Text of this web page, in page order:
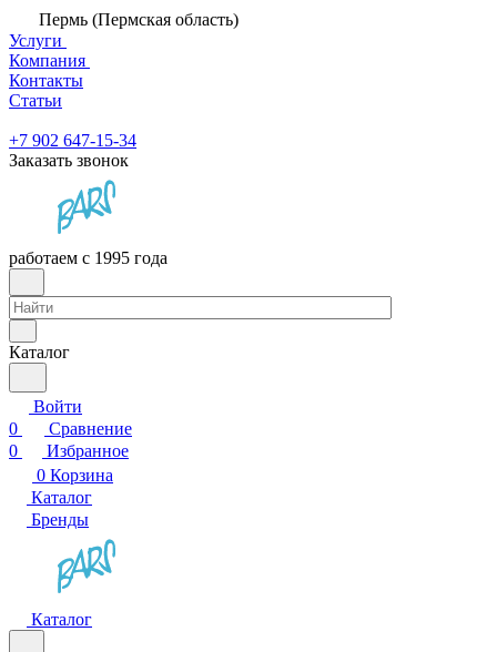
Пермь (Пермская область)
Услуги
Компания
Контакты
Статьи
+7 902 647-15-34
Заказать звонок
работаем с 1995 года
Каталог
Войти
0
Сравнение
0
Избранное
0 Корзина
Каталог
Бренды
Каталог